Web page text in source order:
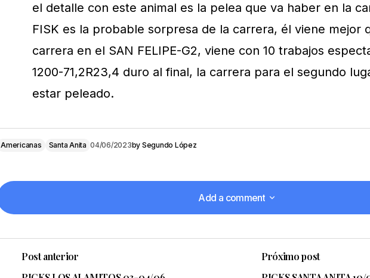
el detalle con este animal es la pelea que va haber en la
FISK es la probable sorpresa de la carrera, él viene mejor
carrera en el SAN FELIPE-G2, viene con 10 trabajos
1200-71,2R23,4 duro al final, la carrera para el segundo
estar peleado.
Americanas Santa Anita 04/06/2023by Segundo López
Add a comment
Add a comment
Tu dirección de correo electrónico no será publicada.
Los campos
Post anterior
Próximo post